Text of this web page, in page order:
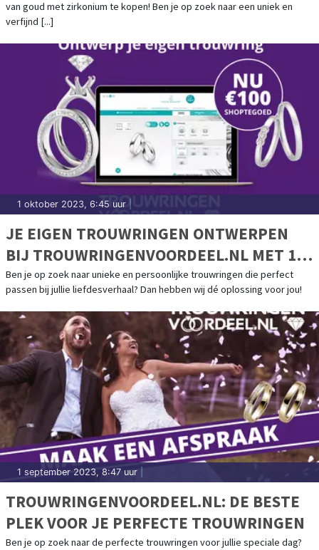
van goud met zirkonium te kopen! Ben je op zoek naar een uniek en
verfijnd [...]
1 oktober 2023, 6:45 uur
JE EIGEN TROUWRINGEN ONTWERPEN
BIJ TROUWRINGENVOORDEEL.NL MET 100
EURO SHOPTEGOED
Ben je op zoek naar unieke en persoonlijke trouwringen die perfect
passen bij jullie liefdesverhaal? Dan hebben wij dé oplossing voor jou!
1 september 2023, 8:47 uur
TROUWRINGENVOORDEEL.NL: DE BESTE
PLEK VOOR JE PERFECTE TROUWRINGEN
Ben je op zoek naar de perfecte trouwringen voor jullie speciale dag?